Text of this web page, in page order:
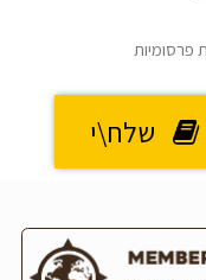
פרסומיות
שלח\י